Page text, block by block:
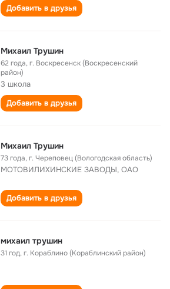
Добавить в друзья
Михаил Трушин
62 года,г. Воскресенск (Воскресенский
район)
3 школа
Добавить в друзья
Михаил Трушин
73 года,г. Череповец (Вологодская область)
МОТОВИЛИХИНСКИЕ ЗАВОДЫ, ОАО
Добавить в друзья
михаил трушин
31 год,г. Кораблино (Кораблинский район)